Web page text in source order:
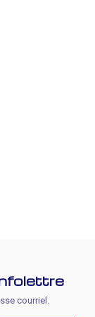
courriel.